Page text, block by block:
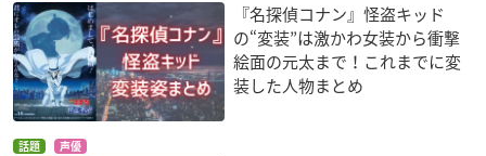
『名探偵コナン』怪盗キッド
の“変装”は激かわ女装から衝撃
絵面の元太まで！これまでに変
装した人物まとめ
話題 声優